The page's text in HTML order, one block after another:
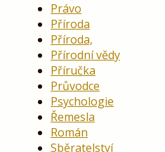
Právo
Příroda
Příroda,
Přírodní vědy
Příručka
Průvodce
Psychologie
Řemesla
Román
Sběratelství